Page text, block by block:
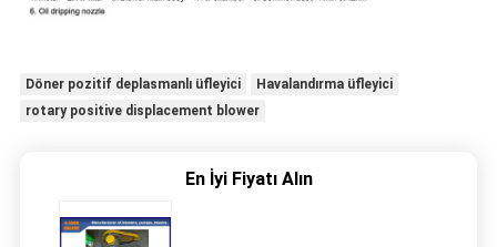
Döner pozitif deplasmanlı üfleyici
Havalandırma üfleyici
rotary positive displacement blower
En İyi Fiyatı Alın